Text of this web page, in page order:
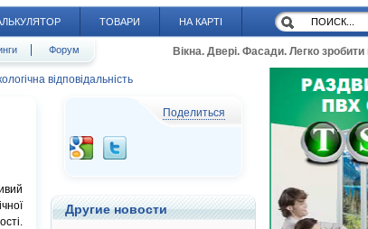
ТОВАРИ НА КАРТІ
Форум Вікна. Двері. Фасади. Легко
відповідальність
Поделиться
Другие новости